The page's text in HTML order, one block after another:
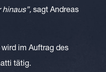
hinaus”, sagt Andreas
im Auftrag des
tätig.